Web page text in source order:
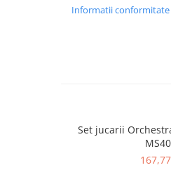
Informatii
Set jucarii